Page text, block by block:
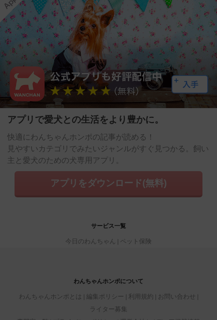
アプリで愛犬との生活をより豊かに。
快適にわんちゃんホンポの記事が読める！
見やすいカテゴリでみたいジャンルがすぐ見つかる。飼い
主と愛犬のための犬専用アプリ。
アプリをダウンロード(無料)
サービス一覧
今日のわんちゃん ペット保険
わんちゃんホンポについて
わんちゃんホンポとは 編集ポリシー 利用規約
お問い合わせ
ライター募集